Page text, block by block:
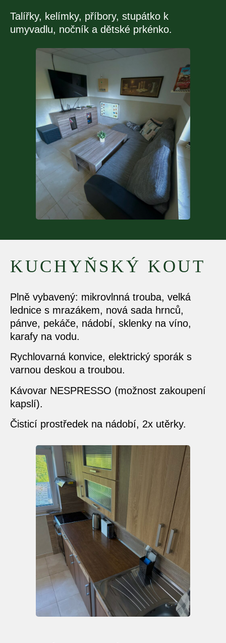
Talířky, kelímky, příbory, stupátko k
umyvadlu, nočník a dětské prkénko.
KUCHYŇSKÝ KOUT
Plně vybavený: mikrovlnná trouba, velká
lednice s mrazákem, nová sada hrnců,
pánve, pekáče, nádobí, sklenky na víno,
karafy na vodu.
Rychlovarná konvice, elektrický sporák s
varnou deskou a troubou.
Kávovar NESPRESSO (možnost zakoupení
kapslí).
Čisticí prostředek na nádobí, 2x utěrky.